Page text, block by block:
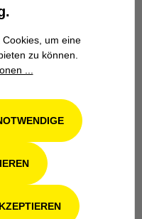
für
und
/ Köln
Garten-, Forst-
in Odenthal bei
um eine
zu können.
...